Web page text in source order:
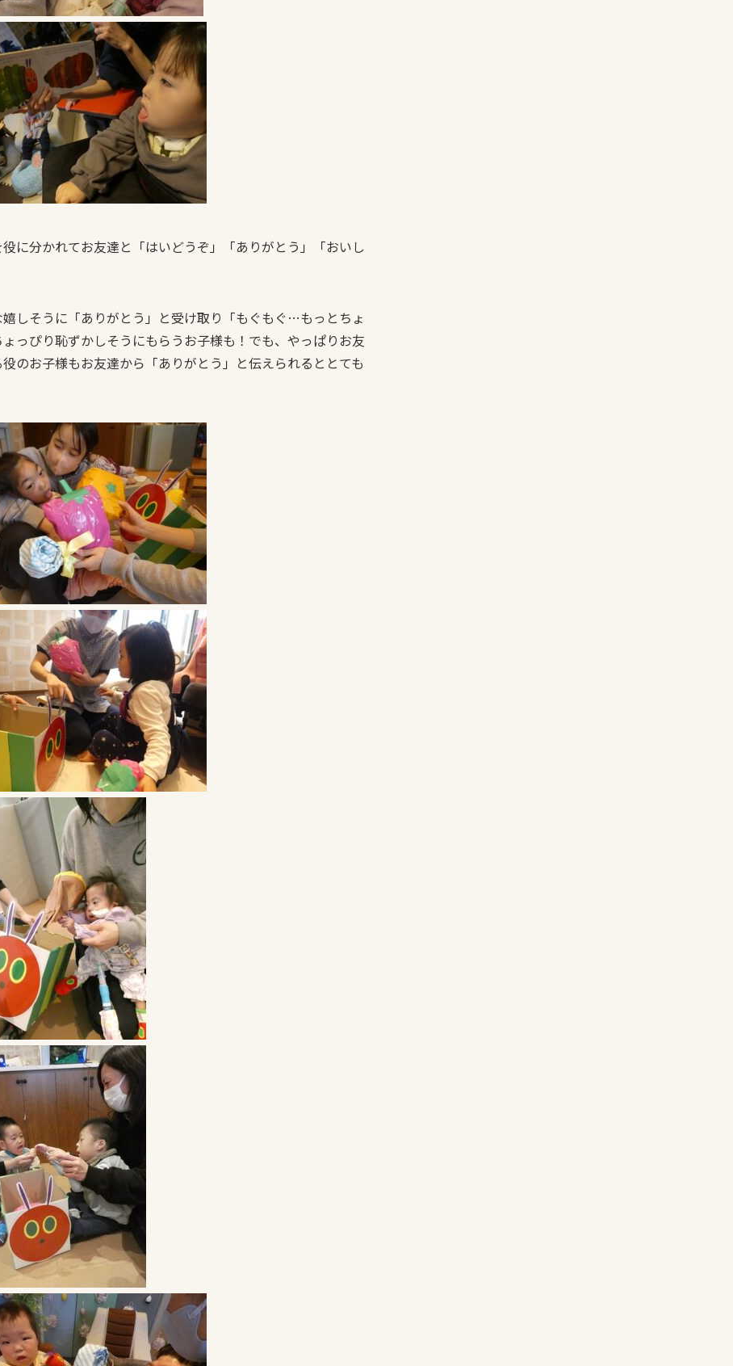
に分かれてお友達と「はいどうぞ」「ありがとう」「おいし
しそうに「ありがとう」と受け取り「もぐもぐ…もっとちょ
っぴり恥ずかしそうにもらうお子様も！でも、やっぱりお友
のお子様もお友達から「ありがとう」と伝えられるととても